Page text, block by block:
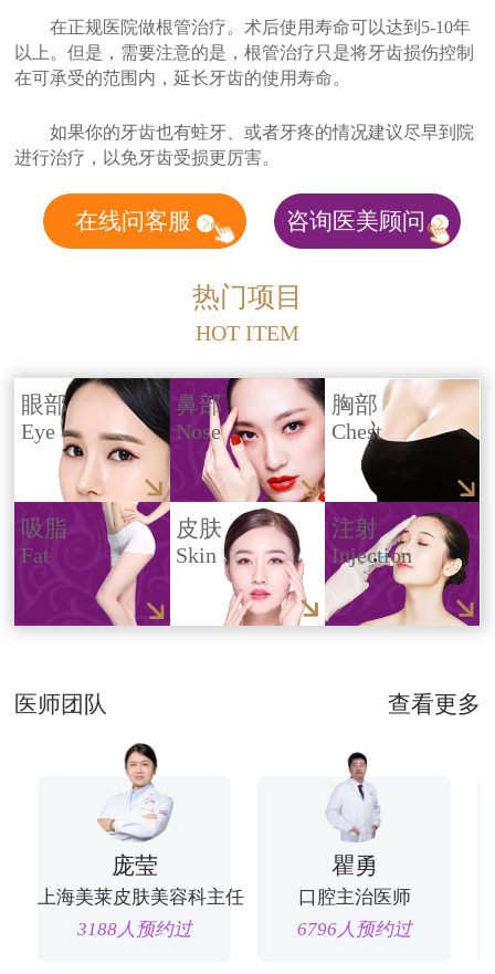
在正规医院做根管治疗。术后使用寿命可以达到5-10年
以上。但是，需要注意的是，根管治疗只是将牙齿损伤控制
在可承受的范围内，延长牙齿的使用寿命。
如果你的牙齿也有蛀牙、或者牙疼的情况建议尽早到院
进行治疗，以免牙齿受损更厉害。
在线问客服 咨询医美顾问
热门项目
HOT ITEM
眼部
Eye
鼻部
Nose
胸部
Chest
吸脂
Fat
皮肤
Skin
注射
Injection
医师团队 查看更多
庞莹
上海美莱皮肤美容科主任
3188人预约过
瞿勇
口腔主治医师
6796人预约过